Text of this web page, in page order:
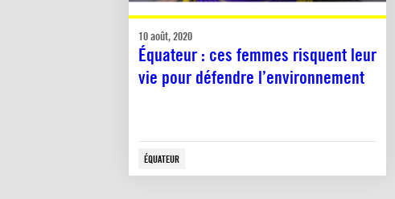
10 août, 2020
Équateur : ces femmes risquent leur
vie pour défendre l’environnement
ÉQUATEUR